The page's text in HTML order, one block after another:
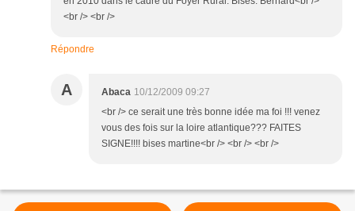
<br /> <br />
Répondre
A Abaca 10/12/2009 09:27
<br /> ce serait une très bonne idée ma foi !!! venez
vous des fois sur la loire atlantique??? FAITES
SIGNE!!!! bises martine<br /> <br /> <br />